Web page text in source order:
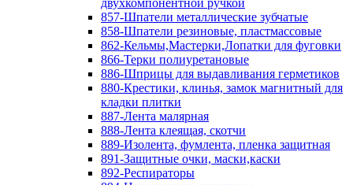
двухкомпонентной ручкой
857-Шпатели металлические зубчатые
858-Шпатели резиновые, пластмассовые
862-Кельмы,Мастерки,Лопатки для фуговки
866-Терки полиуретановые
886-Шприцы для выдавливания герметиков
880-Крестики, клинья, замок магнитный для
кладки плитки
887-Лента малярная
888-Лента клеящая, скотчи
889-Изолента, фумлента, пленка защитная
891-Защитные очки, маски,каски
892-Респираторы